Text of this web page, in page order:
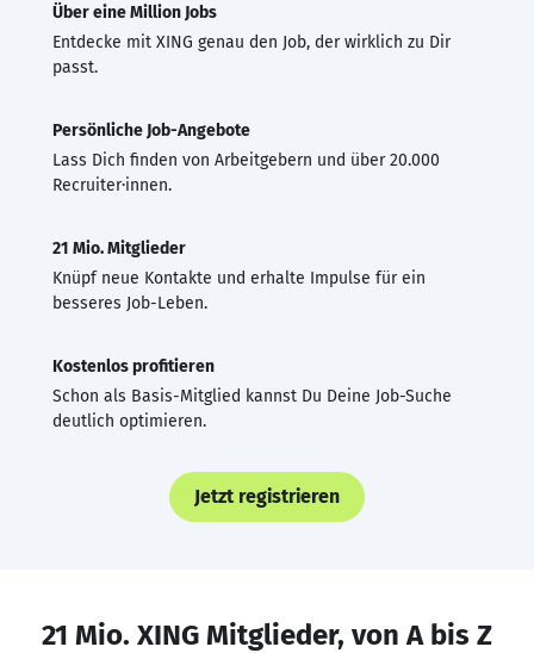
Über eine Million Jobs
Entdecke mit XING genau den Job, der wirklich zu Dir
passt.
Persönliche Job-Angebote
Lass Dich finden von Arbeitgebern und über 20.000
Recruiter·innen.
21 Mio. Mitglieder
Knüpf neue Kontakte und erhalte Impulse für ein
besseres Job-Leben.
Kostenlos profitieren
Schon als Basis-Mitglied kannst Du Deine Job-Suche
deutlich optimieren.
Jetzt registrieren
21 Mio. XING Mitglieder, von A bis Z